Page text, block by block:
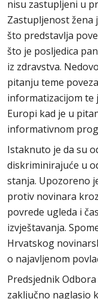
nisu zastupljeni u
Zastupljenost žena
što predstavlja
što je posljedica
iz zdravstva.
pitanju teme
informatizacijom te
Europi kad je u
informativnom
Istaknuto je da su
diskriminirajuće u
stanja. Upozoreno
protiv novinara
povrede ugleda i
izvještavanja.
Hrvatskog
o najavljenom
Predsjednik
zaključno naglasio